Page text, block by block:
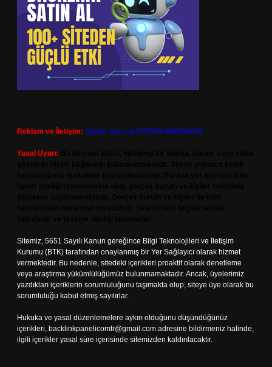
Reklam ve İletişim: Skype: live:.cid.575569c608265c69
Yasal Uyarı:
Sitemiz, 5651 Sayılı Kanun gereğince Bilgi Teknolojileri ve İletişim
Kurumu (BTK) tarafından onaylanmış bir Yer Sağlayıcı olarak hizmet
vermektedir. Bu nedenle, sitedeki içerikleri proaktif olarak denetleme
veya araştırma yükümlülüğümüz bulunmamaktadır. Ancak, üyelerimiz
yazdıkları içeriklerin sorumluluğunu taşımakta olup, siteye üye olarak bu
sorumluluğu kabul etmiş sayılırlar.
Hukuka ve yasal düzenlemelere aykırı olduğunu düşündüğünüz
içerikleri, backlinkpanelicomtr@gmail.com adresine bildirmeniz halinde,
ilgili içerikler yasal süre içerisinde sitemizden kaldırılacaktır.